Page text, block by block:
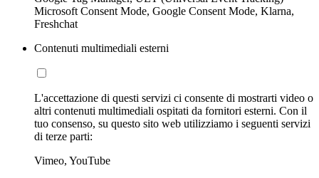
Microsoft Consent Mode, Google Consent Mode, Klarna,
Freshchat
Contenuti multimediali esterni
L'accettazione di questi servizi ci consente di mostrarti video o
altri contenuti multimediali ospitati da fornitori esterni. Con il
tuo consenso, su questo sito web utilizziamo i seguenti servizi
di terze parti:
Vimeo, YouTube